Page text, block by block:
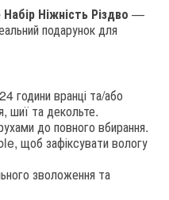
Ніжність Різдво —
подарунок для
години вранці та/або
шиї та декольте.
до повного вбирання.
щоб зафіксувати вологу
зволоження та